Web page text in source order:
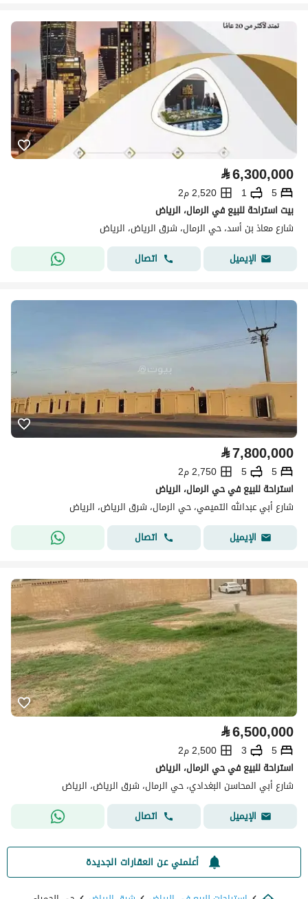
⃁6,300,000
5
1
2,520 م2
بيت استراحة للبيع في الرمال، الرياض
شارع معاذ بن أسد، حي الرمال، شرق الرياض، الرياض
الإيميل
اتصال
⃁7,800,000
5
5
2,750 م2
استراحة للبيع في حي الرمال، الرياض
شارع أبي عبدالله التميمي، حي الرمال، شرق الرياض، الرياض
الإيميل
اتصال
⃁6,500,000
5
3
2,500 م2
استراحة للبيع في حي الرمال، الرياض
شارع أبي المحاسن البغدادي، حي الرمال، شرق الرياض، الرياض
الإيميل
اتصال
أعلمني عن العقارات الجديدة